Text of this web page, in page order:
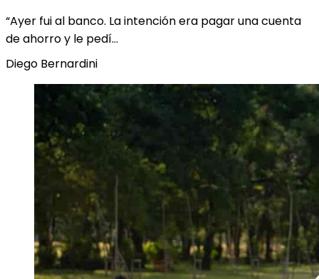
“Ayer fui al banco. La intención era pagar una cuenta
de ahorro y le pedí…
Diego Bernardini